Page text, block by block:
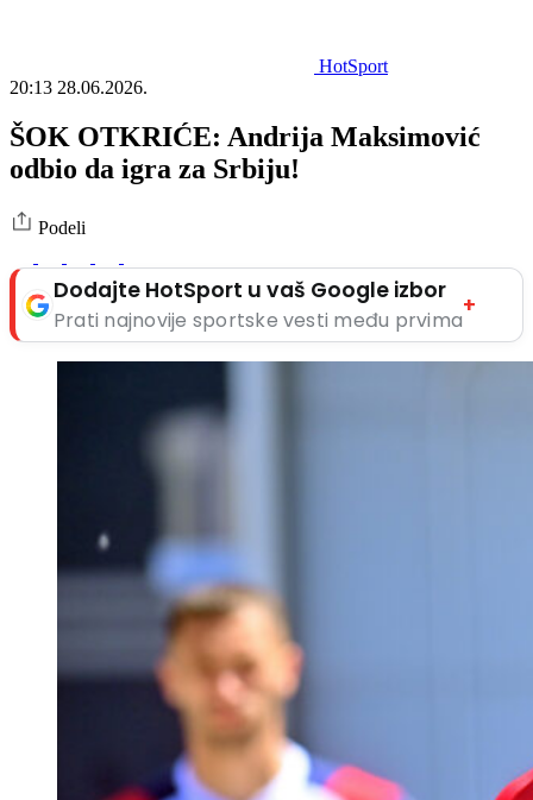
HotSport
20:13 28.06.2026.
ŠOK OTKRIĆE: Andrija Maksimović
odbio da igra za Srbiju!
Podeli
Dodajte HotSport u vaš Google izbor
Prati najnovije sportske vesti među prvima
+